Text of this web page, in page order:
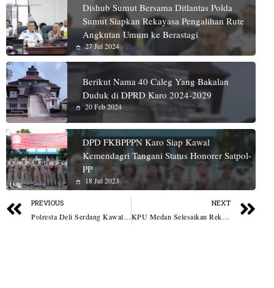
Dishub Sumut Bersama Ditlantas Polda
Sumut Siapkan Rekayasa Pengalihan Rute
Angkutan Umum ke Berastagi
27 Jul 2024
Berikut Nama 40 Caleg Yang Bakalan
Duduk di DPRD Karo 2024-2029
20 Feb 2024
DPD FKBPPPN Karo Siap Kawal
Kemendagri Tangani Status Honorer Satpol-
PP
18 Jul 2023
PREVIOUS
Polresta Deli Serdang Kawal Unjuk Rasa Damai Dengan Humanis
NEXT
KPU Medan Selesaikan Rekapitulasi 11 Kecamatan, Tingkat Partisipasi 30 Persen